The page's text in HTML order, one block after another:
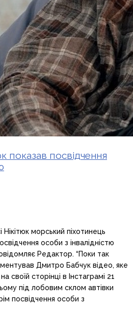
показав посвідчення
морський піхотинець
особи з інвалідністю
Редактор. “Поки так
Дмитро Бабчук відео, яке
своїй сторінці в Інстаграмі 21
під лобовим склом автівки
посвідчення особи з